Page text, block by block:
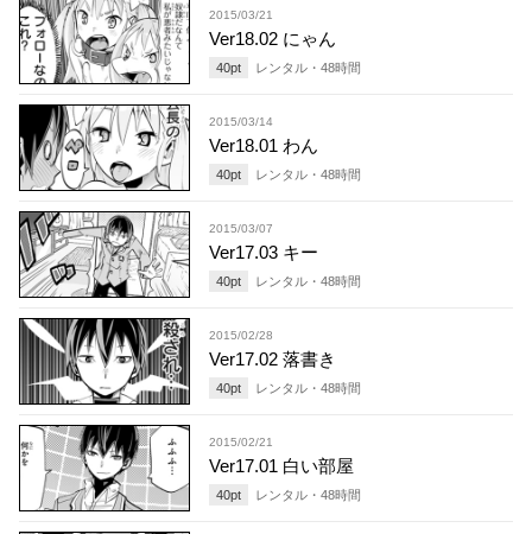
2015/03/21
Ver18.02 にゃん
40pt レンタル・ 48時間
2015/03/14
Ver18.01 わん
40pt レンタル・ 48時間
2015/03/07
Ver17.03 キー
40pt レンタル・ 48時間
2015/02/28
Ver17.02 落書き
40pt レンタル・ 48時間
2015/02/21
Ver17.01 白い部屋
40pt レンタル・ 48時間